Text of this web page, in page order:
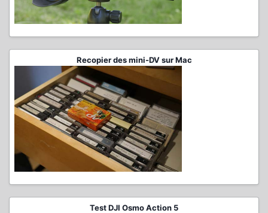
Recopier des mini-DV sur Mac
Test DJI Osmo Action 5